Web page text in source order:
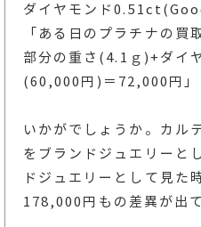
ダイヤモンド
「ある日のプラチナの
部分の重さ(4.1ｇ)+ダイ
(60,000円)＝72,000円」
いかがでしょうか。カル
をブランドジュエリーと
ドジュエリーとして見た
178,000円もの差異が出